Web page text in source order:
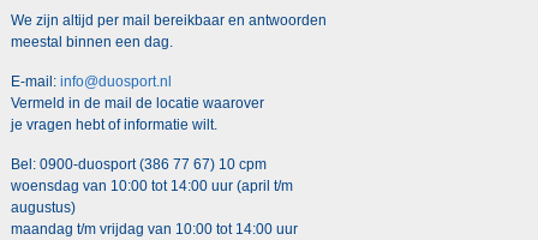
We zijn altijd per mail bereikbaar en antwoorden
meestal binnen een dag.
E-mail: info@duosport.nl
Vermeld in de mail de locatie waarover
je vragen hebt of informatie wilt.
Bel: 0900-duosport (386 77 67) 10 cpm
woensdag van 10:00 tot 14:00 uur (april t/m
augustus)
maandag t/m vrijdag van 10:00 tot 14:00 uur